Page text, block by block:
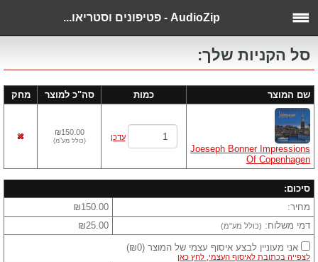
AudioZip - פטיפונים וסטריאו...
סל הקניות שלך:
שם המוצר כמות סה"כ למוצר מחק
Joeseph Bonner Impressions
Of Copenhagen
עדכן
₪150.00
(כולל מע"מ)
סיכום:
מחיר:
₪150.00
דמי משלוח: (כולל מע"מ) ₪25.00
אני מעוניין לבצע איסוף עצמי של המוצר (
₪0
)
לצפייה בכתובת לאיסוף העצמי, לחץ כאן